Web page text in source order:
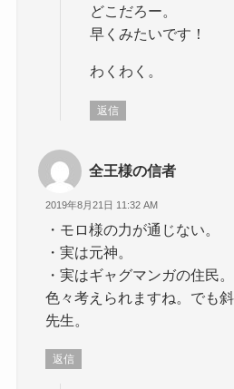
どこだろー。
早くみたいです！
わくわく。
返信
全王様の信者
2019年8月21日 11:32 AM
・モロ様の力が通じない。
・実は元神。
・実はギャグマンガの住民。
色々考えられますね。でも
先生。
返信